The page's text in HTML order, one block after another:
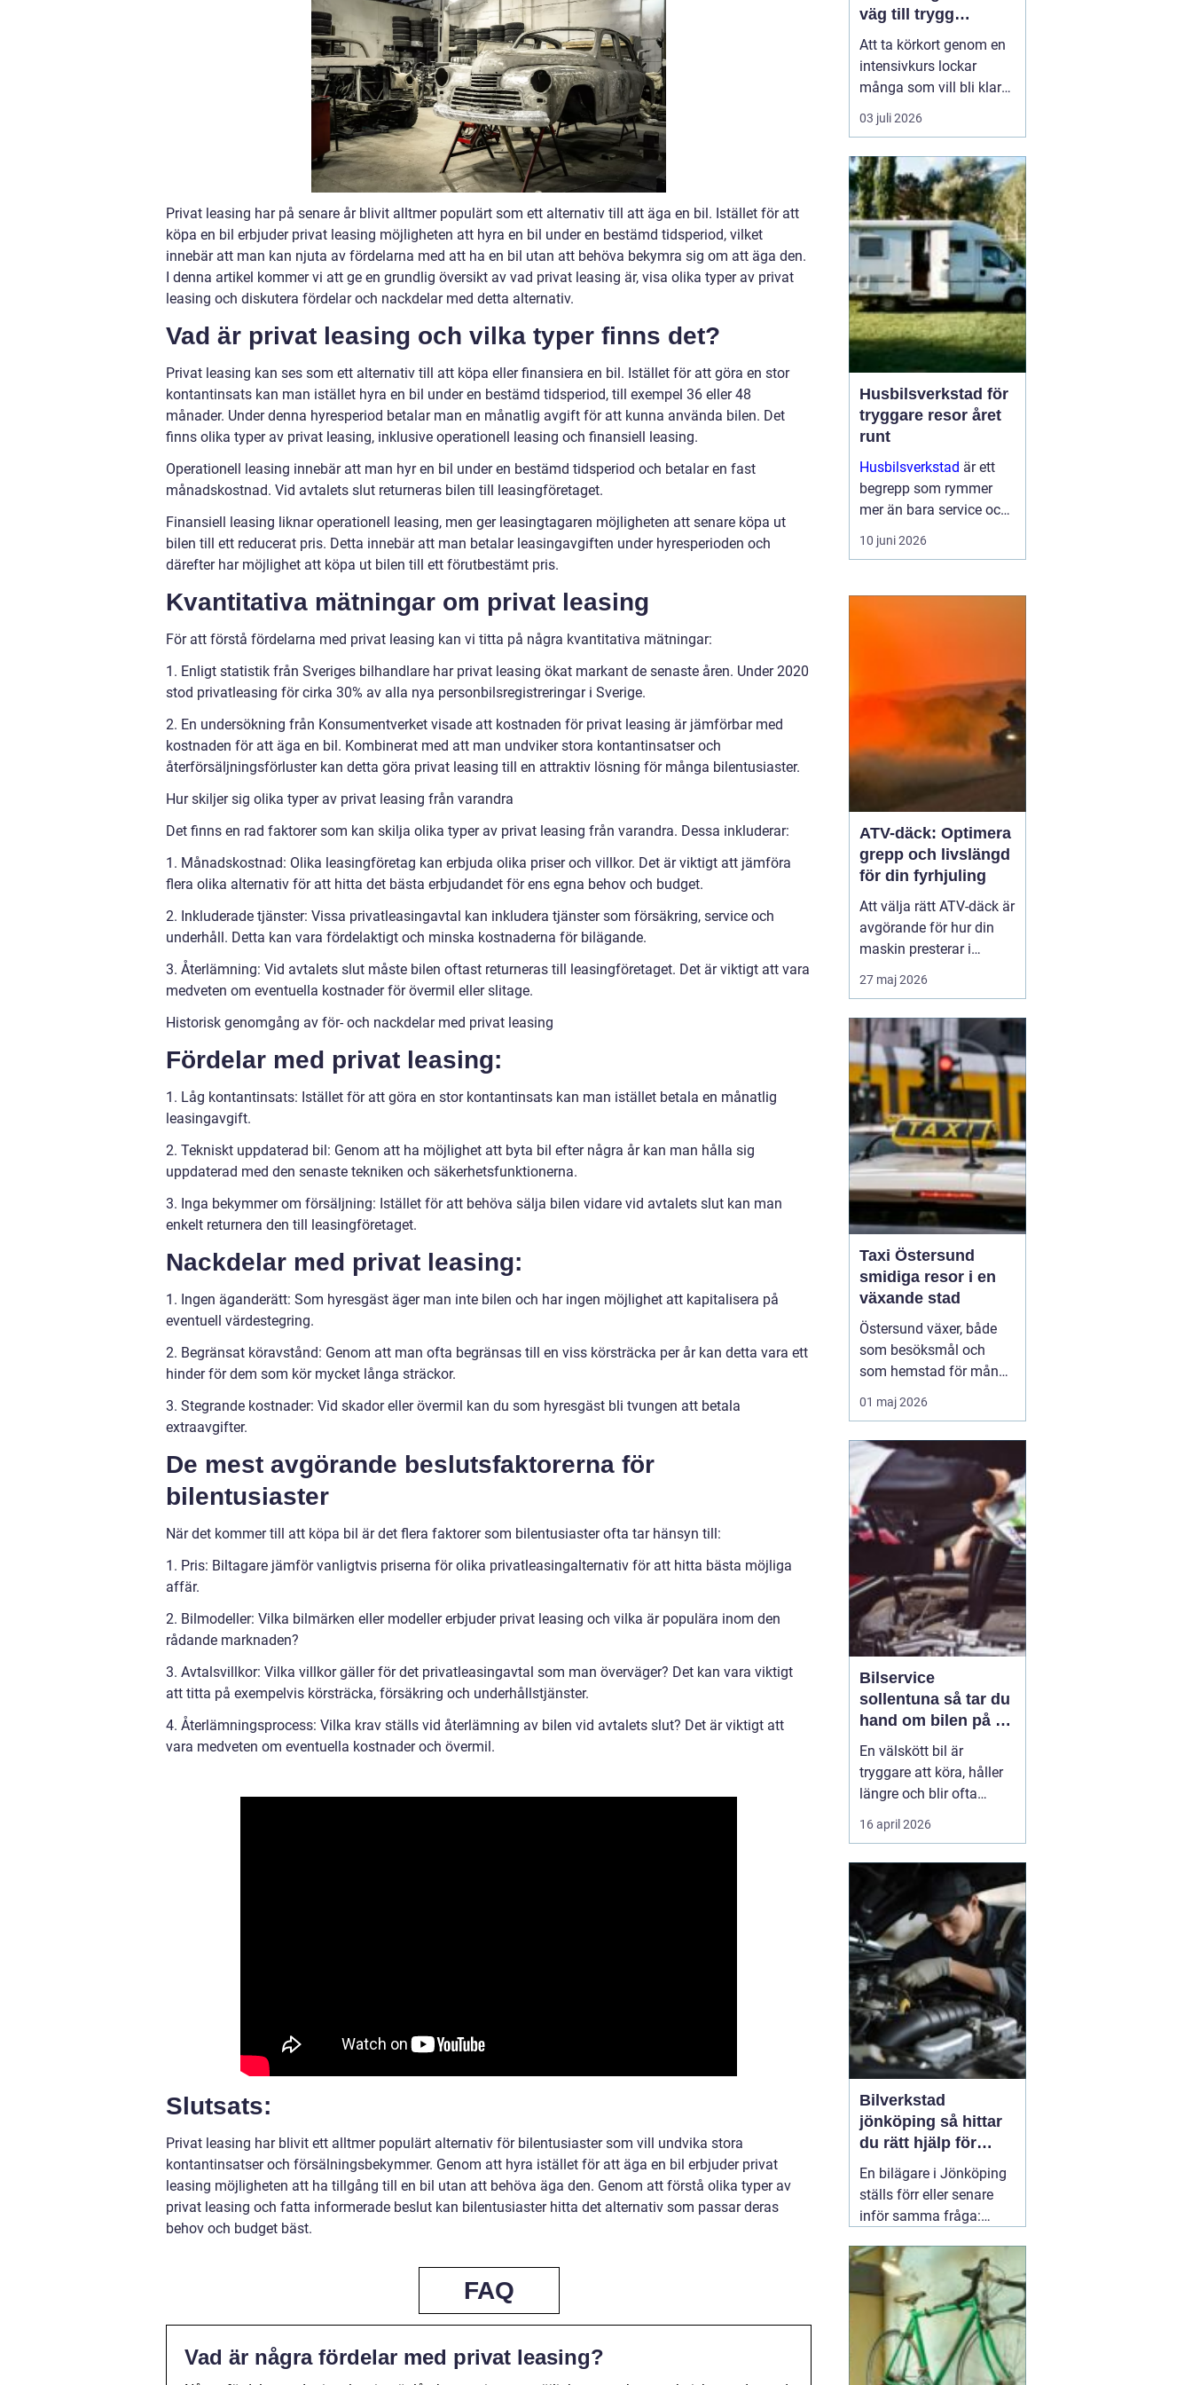
Privat leasing har på senare år blivit alltmer populärt som ett alternativ till att äga en bil. Istället för att
köpa en bil erbjuder privat leasing möjligheten att hyra en bil under en bestämd tidsperiod, vilket
innebär att man kan njuta av fördelarna med att ha en bil utan att behöva bekymra sig om att äga den.
I denna artikel kommer vi att ge en grundlig översikt av vad privat leasing är, visa olika typer av privat
leasing och diskutera fördelar och nackdelar med detta alternativ.
Vad är privat leasing och vilka typer finns det?
Privat leasing kan ses som ett alternativ till att köpa eller finansiera en bil. Istället för att göra en stor
kontantinsats kan man istället hyra en bil under en bestämd tidsperiod, till exempel 36 eller 48
månader. Under denna hyresperiod betalar man en månatlig avgift för att kunna använda bilen. Det
finns olika typer av privat leasing, inklusive operationell leasing och finansiell leasing.
Operationell leasing innebär att man hyr en bil under en bestämd tidsperiod och betalar en fast
månadskostnad. Vid avtalets slut returneras bilen till leasingföretaget.
Finansiell leasing liknar operationell leasing, men ger leasingtagaren möjligheten att senare köpa ut
bilen till ett reducerat pris. Detta innebär att man betalar leasingavgiften under hyresperioden och
därefter har möjlighet att köpa ut bilen till ett förutbestämt pris.
Kvantitativa mätningar om privat leasing
För att förstå fördelarna med privat leasing kan vi titta på några kvantitativa mätningar:
1. Enligt statistik från Sveriges bilhandlare har privat leasing ökat markant de senaste åren. Under 2020
stod privatleasing för cirka 30% av alla nya personbilsregistreringar i Sverige.
2. En undersökning från Konsumentverket visade att kostnaden för privat leasing är jämförbar med
kostnaden för att äga en bil. Kombinerat med att man undviker stora kontantinsatser och
återförsäljningsförluster kan detta göra privat leasing till en attraktiv lösning för många bilentusiaster.
Hur skiljer sig olika typer av privat leasing från varandra
Det finns en rad faktorer som kan skilja olika typer av privat leasing från varandra. Dessa inkluderar:
1. Månadskostnad: Olika leasingföretag kan erbjuda olika priser och villkor. Det är viktigt att jämföra
flera olika alternativ för att hitta det bästa erbjudandet för ens egna behov och budget.
2. Inkluderade tjänster: Vissa privatleasingavtal kan inkludera tjänster som försäkring, service och
underhåll. Detta kan vara fördelaktigt och minska kostnaderna för bilägande.
3. Återlämning: Vid avtalets slut måste bilen oftast returneras till leasingföretaget. Det är viktigt att vara
medveten om eventuella kostnader för övermil eller slitage.
Historisk genomgång av för- och nackdelar med privat leasing
Fördelar med privat leasing:
1. Låg kontantinsats: Istället för att göra en stor kontantinsats kan man istället betala en månatlig
leasingavgift.
2. Tekniskt uppdaterad bil: Genom att ha möjlighet att byta bil efter några år kan man hålla sig
uppdaterad med den senaste tekniken och säkerhetsfunktionerna.
3. Inga bekymmer om försäljning: Istället för att behöva sälja bilen vidare vid avtalets slut kan man
enkelt returnera den till leasingföretaget.
Nackdelar med privat leasing:
1. Ingen äganderätt: Som hyresgäst äger man inte bilen och har ingen möjlighet att kapitalisera på
eventuell värdestegring.
2. Begränsat köravstånd: Genom att man ofta begränsas till en viss körsträcka per år kan detta vara ett
hinder för dem som kör mycket långa sträckor.
3. Stegrande kostnader: Vid skador eller övermil kan du som hyresgäst bli tvungen att betala
extraavgifter.
De mest avgörande beslutsfaktorerna för
bilentusiaster
När det kommer till att köpa bil är det flera faktorer som bilentusiaster ofta tar hänsyn till:
1. Pris: Biltagare jämför vanligtvis priserna för olika privatleasingalternativ för att hitta bästa möjliga
affär.
2. Bilmodeller: Vilka bilmärken eller modeller erbjuder privat leasing och vilka är populära inom den
rådande marknaden?
3. Avtalsvillkor: Vilka villkor gäller för det privatleasingavtal som man överväger? Det kan vara viktigt
att titta på exempelvis körsträcka, försäkring och underhållstjänster.
4. Återlämningsprocess: Vilka krav ställs vid återlämning av bilen vid avtalets slut? Det är viktigt att
vara medveten om eventuella kostnader och övermil.
Slutsats:
Privat leasing har blivit ett alltmer populärt alternativ för bilentusiaster som vill undvika stora
kontantinsatser och försälningsbekymmer. Genom att hyra istället för att äga en bil erbjuder privat
leasing möjligheten att ha tillgång till en bil utan att behöva äga den. Genom att förstå olika typer av
privat leasing och fatta informerade beslut kan bilentusiaster hitta det alternativ som passar deras
behov och budget bäst.
FAQ
Vad är några fördelar med privat leasing?
väg till trygg
körning
Att ta körkort genom en
intensivkurs lockar
många som vill bli klara
snabbt utan att tumma
på kvaliteten. För den
Falkenberg kan en
välplanerad
intensivutbildning
innebära att körkortet är
i handen på bara några
veckor. Nyckeln h...
03 juli 2026
Husbilsverkstad för
tryggare resor året
runt
Husbilsverkstad är ett
begrepp som rymmer
mer än bara service och
reparationer. En välskött
husbil ger trygghet,
vägen. G...
10 juni 2026
ATV-däck: Optimera
grepp och livslängd
för din fyrhjuling
Att välja rätt ATV-däck är
avgörande för hur din
maskin presterar i
vardagen, oavsett om du
arbetar i skogen eller kör
däck gör stor skillnad för
säkerhet...
27 maj 2026
Taxi Östersund
smidiga resor i en
växande stad
Östersund växer, både
som besöksmål och
som hemstad för många
pendlare, studenter och
företagare. En pålitlig
bara ett bekvämt sätt att
ta sig från punkt A till
punkt B. För många
handlar det om att få
vardagen att fungera,
01 maj 2026
Bilservice
sollentuna så tar du
hand om bilen på ett
smart sätt
En välskött bil är
tryggare att köra, håller
längre och blir ofta
billigare i längden. För
många bilägare i
service inte bara om att
följa serviceboken, utan
om att kunna lita på
bilen varje dag oavsett
om den rullar till jobbet,
...
16 april 2026
Bilverkstad
jönköping så hittar
du rätt hjälp för
bilen
En bilägare i Jönköping
ställs förr eller senare
inför samma fråga:
hand om bilen, utan att
kostnaderna skenar och
garantier försvinner?
Valet av05 april 2026